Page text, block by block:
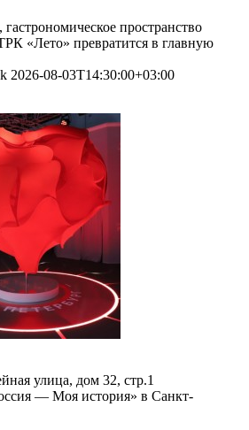
гастрономическое пространство
«Лето» превратится в главную
2026-08-03T14:30:00+03:00
улица, дом 32, стр.1​
— Моя история» в Санкт-